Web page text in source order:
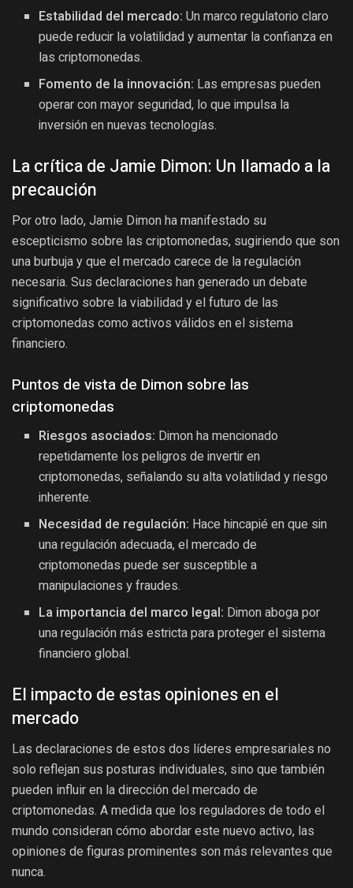
Estabilidad del mercado: Un marco regulatorio claro
puede reducir la volatilidad y aumentar la confianza en
las criptomonedas.
Fomento de la innovación: Las empresas pueden
operar con mayor seguridad, lo que impulsa la
inversión en nuevas tecnologías.
La crítica de Jamie Dimon: Un llamado a la
precaución
Por otro lado, Jamie Dimon ha manifestado su
escepticismo sobre las criptomonedas, sugiriendo que son
una burbuja y que el mercado carece de la regulación
necesaria. Sus declaraciones han generado un debate
significativo sobre la viabilidad y el futuro de las
criptomonedas como activos válidos en el sistema
financiero.
Puntos de vista de Dimon sobre las
criptomonedas
Riesgos asociados: Dimon ha mencionado
repetidamente los peligros de invertir en
criptomonedas, señalando su alta volatilidad y riesgo
inherente.
Necesidad de regulación: Hace hincapié en que sin
una regulación adecuada, el mercado de
criptomonedas puede ser susceptible a
manipulaciones y fraudes.
La importancia del marco legal: Dimon aboga por
una regulación más estricta para proteger el sistema
financiero global.
El impacto de estas opiniones en el
mercado
Las declaraciones de estos dos líderes empresariales no
solo reflejan sus posturas individuales, sino que también
pueden influir en la dirección del mercado de
criptomonedas. A medida que los reguladores de todo el
mundo consideran cómo abordar este nuevo activo, las
opiniones de figuras prominentes son más relevantes que
nunca.